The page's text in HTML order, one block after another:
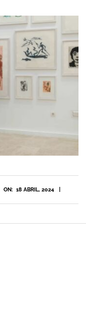
ON: 18 ABRIL, 2024